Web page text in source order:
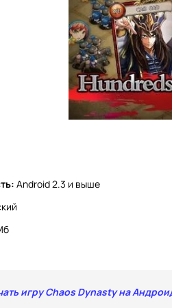
Android 2.3 и выше
игру Chaos Dynasty на